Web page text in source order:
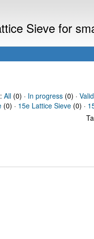
Sieve for
All(0) · In progress(0) ·
(0) · 15e Lattice Sieve (0) ·